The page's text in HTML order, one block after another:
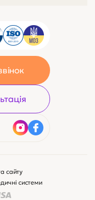
системи
сайту